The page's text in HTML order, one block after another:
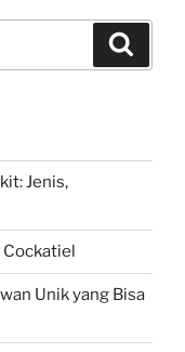
Jenis,
Cockatiel
Unik yang Bisa